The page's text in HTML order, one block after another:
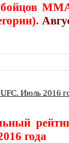
ММА
Июль 2016
года